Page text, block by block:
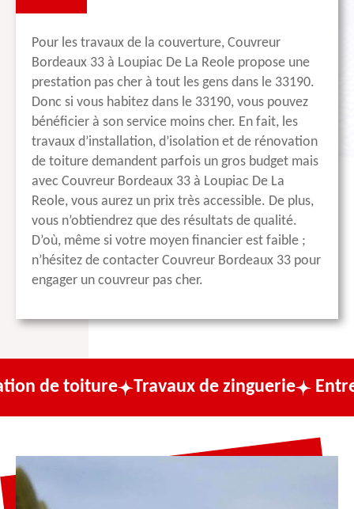
Pour les travaux de la couverture, Couvreur
Bordeaux 33 à Loupiac De La Reole propose une
prestation pas cher à tout les gens dans le 33190.
Donc si vous habitez dans le 33190, vous pouvez
bénéficier à son service moins cher. En fait, les
travaux d’installation, d’isolation et de rénovation
de toiture demandent parfois un gros budget mais
avec Couvreur Bordeaux 33 à Loupiac De La
Reole, vous aurez un prix très accessible. De plus,
vous n’obtiendrez que des résultats de qualité.
D’où, même si votre moyen financier est faible ;
n’hésitez de contacter Couvreur Bordeaux 33 pour
engager un couvreur pas cher.
Travaux de zinguerie Entreprise de